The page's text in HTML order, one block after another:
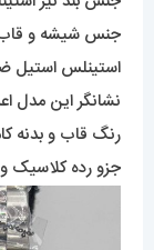
جنس شیشه و قاب
استینلس
نشانگر این مدل
رنگ قاب و بدنه
جزو رده کلاسیک